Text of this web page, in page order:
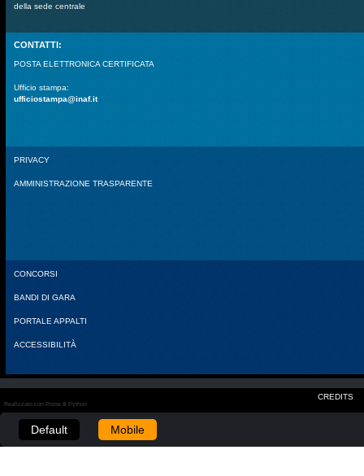
della sede centrale
CONTATTI:
POSTA ELETTRONICA CERTIFICATA
Ufficio stampa:
ufficiostampa@inaf.it
PRIVACY
AMMINISTRAZIONE TRASPARENTE
CONCORSI
BANDI DI GARA
PORTALE APPALTI
ACCESSIBILITÀ
CREDITS
Realizzato con Plone & Python
Default Mobile